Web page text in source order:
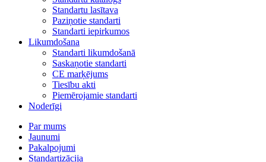
Standartu lasītava
Paziņotie standarti
Standarti iepirkumos
Likumdošana
Standarti likumdošanā
Saskaņotie standarti
CE marķējums
Tiesību akti
Piemērojamie standarti
Noderīgi
Par mums
Jaunumi
Pakalpojumi
Standartizācija